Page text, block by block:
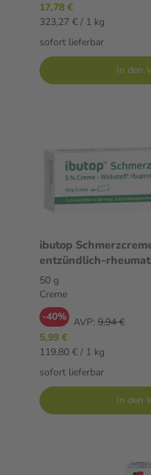
17,78 €
323,27 € / 1 kg
sofort lieferbar
In den
ibutop
entzündlich-
und chronischen
Muskelschmerzen 50
50 g
Creme
-40% AVP: 9,94 €
5,99 €
119,80 € / 1 kg
sofort lieferbar
In den